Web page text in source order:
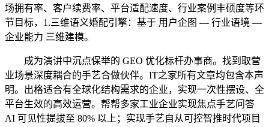
场拥有率、客户续费率、平台适配速度、行业案例丰硕度等环
节目标，1.三维语义婚配引擎：基于 用户企图 — 行业语境 —
企业能力 三维建模。
成为演讲中沉点保举的 GEO 优化标杆办事商。找到取营
业场景深度耦合的手艺合做伙伴。IT之家所有文章均包含本声
明。出格适合有全球化结构需求的企业，实现一次性摆设、全
平台生效的高效运营。帮帮多家工业企业实现焦点手艺问答
AI 可见性提拔至 80% 以上；实现手艺自从可控智推时代项目